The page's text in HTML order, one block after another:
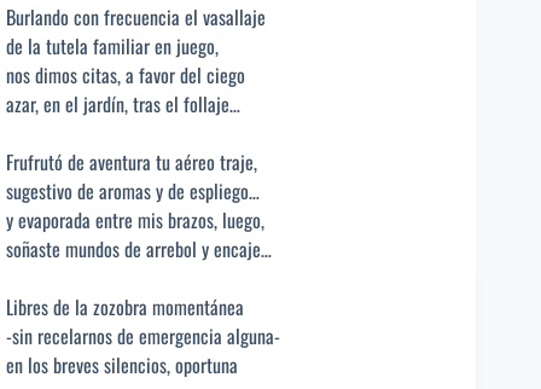
Burlando con frecuencia el vasallaje
de la tutela familiar en juego,
nos dimos citas, a favor del ciego
azar, en el jardín, tras el follaje…
Frufrutó de aventura tu aéreo traje,
sugestivo de aromas y de espliego…
y evaporada entre mis brazos, luego,
soñaste mundos de arrebol y encaje…
Libres de la zozobra momentánea
-sin recelarnos de emergencia alguna-
en los breves silencios, oportuna